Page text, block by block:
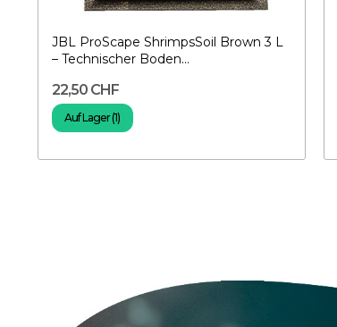
JBL ProScape ShrimpsSoil Brown 3 L
– Technischer Boden...
22,50 CHF
Auf Lager (1)